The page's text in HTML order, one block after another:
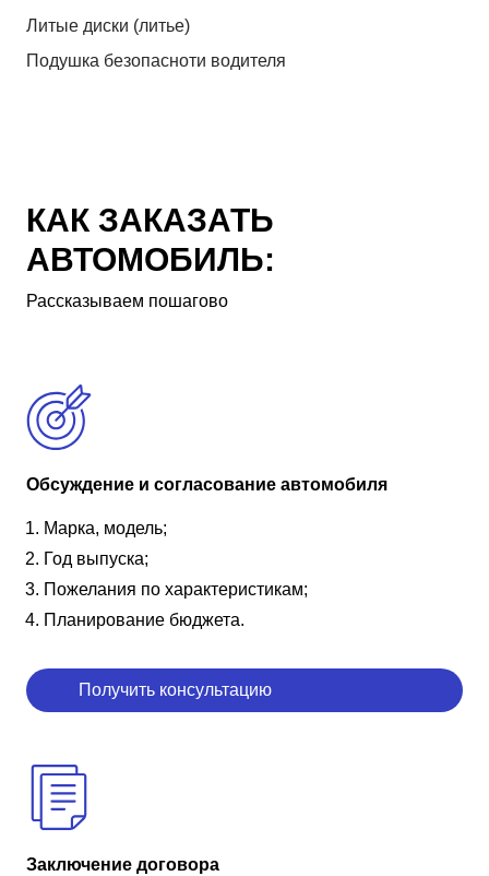
Литые диски (литье)
Подушка безопасноти водителя
КАК ЗАКАЗАТЬ
АВТОМОБИЛЬ:
Рассказываем пошагово
Обсуждение и согласование автомобиля
Марка, модель;
Год выпуска;
Пожелания по характеристикам;
Планирование бюджета.
Получить консультацию
Заключение договора